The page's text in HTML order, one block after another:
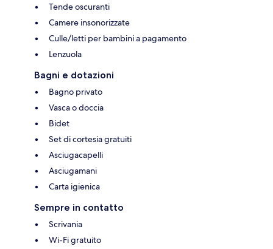
Tende oscuranti
Camere insonorizzate
Culle/letti per bambini a pagamento
Lenzuola
Bagni e dotazioni
Bagno privato
Vasca o doccia
Bidet
Set di cortesia gratuiti
Asciugacapelli
Asciugamani
Carta igienica
Sempre in contatto
Scrivania
Wi-Fi gratuito